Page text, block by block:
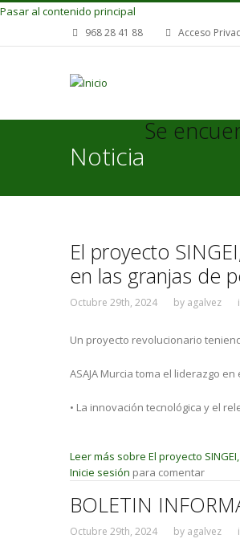
Pasar al contenido principal
968 28 41 88 Acceso
Noticia
Se
El proyecto
en las granjas de
Octubre 29th, 2024 by agalvez
Un proyecto revolucionario
ASAJA Murcia toma el liderazgo
• La innovación tecnológica y el
Leer más sobre El proyecto
Inicie sesión para comentar
BOLETIN
Octubre 29th, 2024 by agalvez